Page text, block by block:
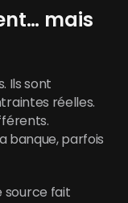
mais
Ils sont
réelles.
banque, parfois
source fait